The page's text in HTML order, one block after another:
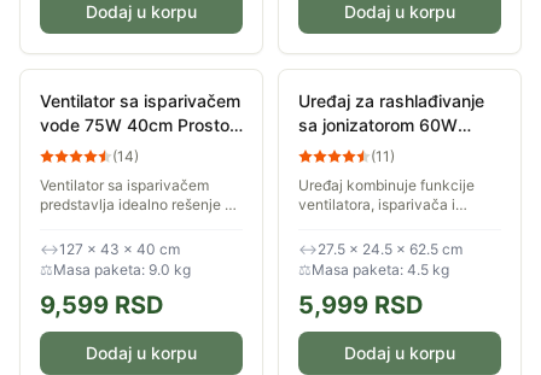
Dodaj u korpu Dodaj u korpu
Ventilator sa isparivačem
vode 75W 40cm Prosto
MSF410R(14)
Ventilator sa isparivačem
predstavlja idealno rešenje za
letnjih dana, jer nudi
kombinaciju snažnog protoka
vazduha i...
↔127 × 43 × 40 cm
⚖Masa paketa: 9.0 kg
9,599 RSD
Dodaj u korpu
Uređaj za rashlađivanje
sa jonizatorom 60W
Prosto LH124D
(11)
Uređaj kombinuje funkcije
ventilatora, isparivača i
vazduh. Na raspolaganju su
vam tri brzine ventilatora, tri
režima rada,...
↔27.5 × 24.5 × 62.5 cm
⚖Masa paketa: 4.5 kg
5,999 RSD
Dodaj u korpu